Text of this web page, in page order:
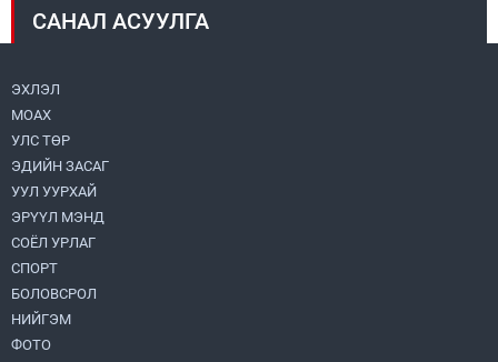
Авто зам шинээр барина
САНАЛ АСУУЛГА
ЭХЛЭЛ
МОАХ
УЛС ТӨР
ЭДИЙН ЗАСАГ
УУЛ УУРХАЙ
ЭРҮҮЛ МЭНД
СОЁЛ УРЛАГ
СПОРТ
БОЛОВСРОЛ
НИЙГЭМ
ФОТО